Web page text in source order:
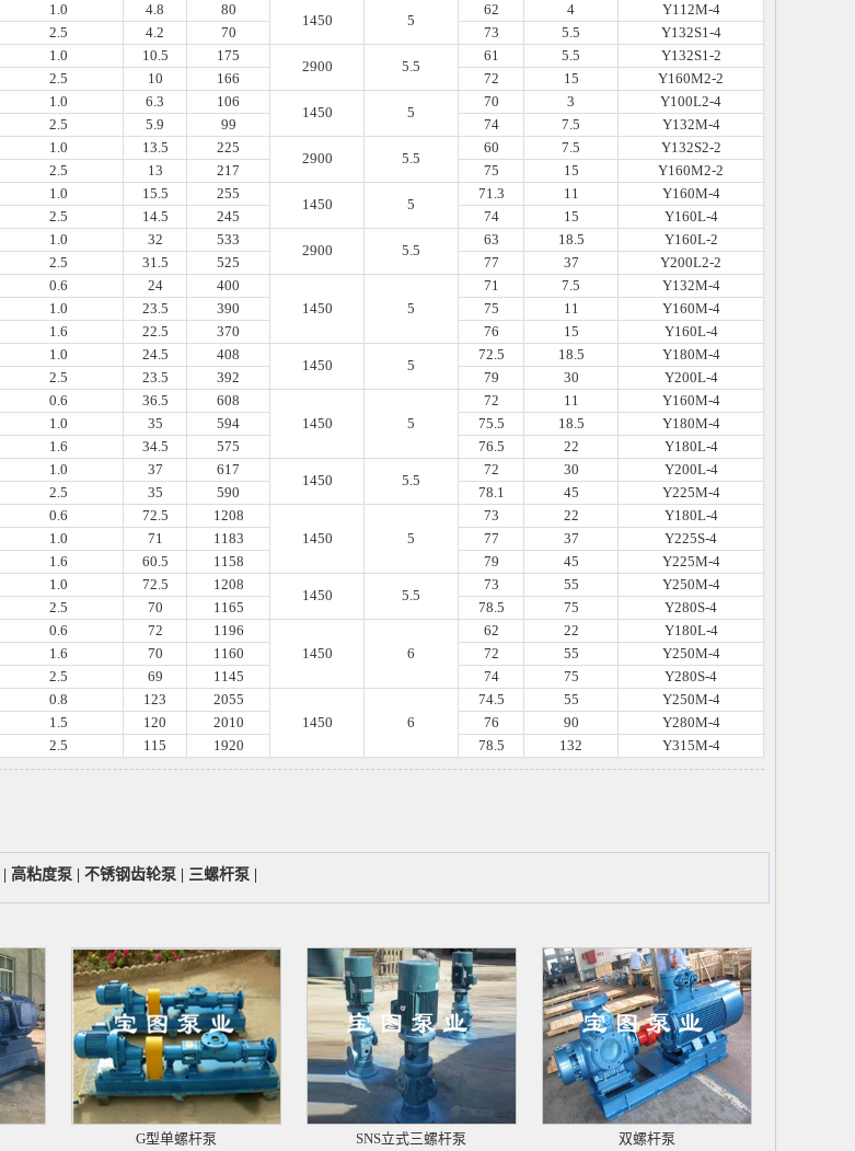
1.0 4.8 80
1450 5
62 4
Y112M-4
2.5
4.2 70 73 5.5
Y132S1-4
1.0
10.5 175
2900 5.5
61 5.5
Y132S1-2
2.5
10 166 72 15 Y160M2-2
1.0 6.3 106
1450 5
70 3
Y100L2-4
2.5
5.9 99 74 7.5
Y132M-4
1.0
13.5 225
2900 5.5
60 7.5
Y132S2-2
2.5
13 217 75 15 Y160M2-2
1.0 15.5 255
1450 5
71.3 11
Y160M-4
2.5
14.5 245 74 15
Y160L-4
1.0
32 533
2900 5.5
63 18.5
Y160L-2
2.5
31.5 525 77 37 Y200L2-2
0.6 24
400
1450
5
71 7.5
Y132M-4
1.0
23.5 390 75 11
Y160M-4
1.6
22.5 370 76 15 Y160L-4
1.0 24.5 408
1450 5
72.5 18.5
Y180M-4
2.5
23.5 392 79 30 Y200L-4
0.6 36.5
608
1450
5
72 11
Y160M-4
1.0
35 594 75.5 18.5
Y180M-4
1.6
34.5 575 76.5 22 Y180L-4
1.0 37 617
1450 5.5
72 30
Y200L-4
2.5
35 590 78.1 45 Y225M-4
0.6 72.5
1208
1450
5
73 22
Y180L-4
1.0
71 1183 77 37
Y225S-4
1.6
60.5 1158 79 45 Y225M-4
1.0 72.5 1208
1450 5.5
73 55
Y250M-4
2.5
70 1165 78.5 75 Y280S-4
0.6 72
1196
1450
6
62 22
Y180L-4
1.6
70 1160 72 55
Y250M-4
2.5
69 1145 74 75 Y280S-4
0.8 123
2055
1450
6
74.5 55
Y250M-4
1.5
120 2010 76 90
Y280M-4
2.5
115 1920 78.5 132 Y315M-4
高粘度泵 不锈钢齿轮泵 三螺杆泵
G型单螺杆泵 SNS立式三螺杆泵 双螺杆泵